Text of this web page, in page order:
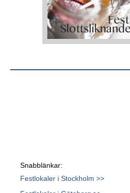
Snabblänkar:
Festlokaler i Stockholm >>